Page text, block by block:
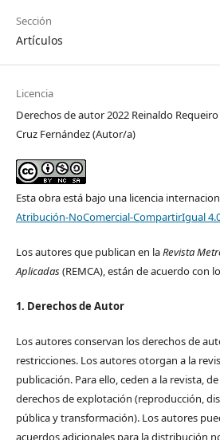
Sección
Artículos
Licencia
Derechos de autor 2022 Reinaldo
Cruz Fernández (Autor/a)
Esta obra está bajo una licencia
Atribución-NoComercial-CompartirIgual
Los autores que publican en laRevista
Aplicadas(REMCA), están de acuerdo con
1. Derechos de Autor
Los autores conservan los derechos de
restricciones. Los autores otorgan a la
publicación. Para ello, ceden a la revista,
derechos de explotación (reproducción,
pública y transformación). Los autores
acuerdos adicionales para la distribución